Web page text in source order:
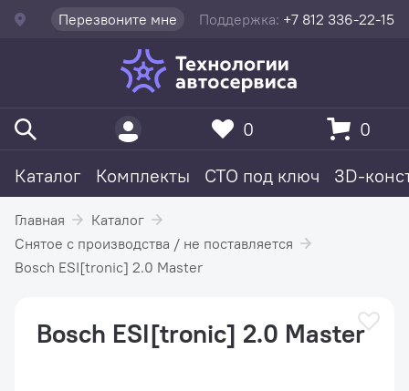
Перезвоните мне Поддержка: +7 812 336-22-15
Каталог Комплекты СТО под ключ 3D-
0 0
Главная
Каталог
Снятое с производства / не поставляется
Bosch ESI[tronic] 2.0 Master
Bosch ESI[tronic] 2.0 Master